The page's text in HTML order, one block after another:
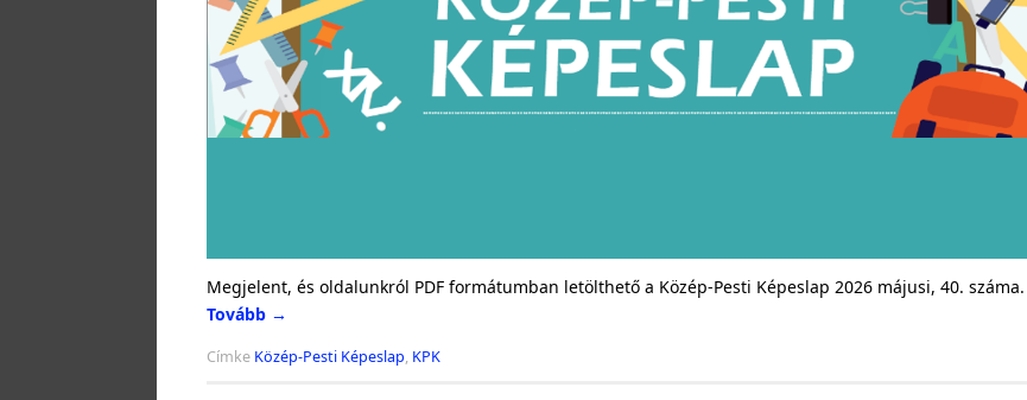
Megjelent, és oldalunkról PDF formátumban letölthető a Közép-Pesti Képeslap 2026 májusi, 40. száma.
Tovább →
Címke Közép-Pesti Képeslap, KPK